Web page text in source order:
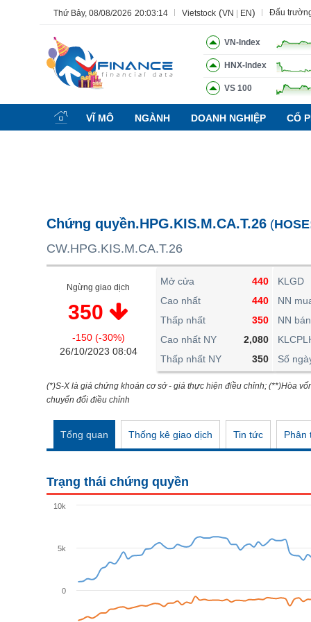
Thứ Bảy, 08/08/2026 20:03:15 Vietstock (VN EN) Đấu
VN-Index
HNX-Index
VS 100
VĨ MÔ NGÀNH DOANH NGHIỆP CỔ
Chứng quyền.HPG.KIS.M.CA.T.26 (
CW.HPG.KIS.M.CA.T.26
Ngừng giao dịch
350
-150 (-30%)
26/10/2023 08:04
Mở cửa
440
Cao nhất
440
Thấp nhất
350
Cao nhất NY
2,080
Thấp nhất NY
350
KLGD
NN
NN bán
Số
(*)S-X là giá chứng khoán cơ sở - giá thực hiện điều chỉnh; (**)Hòa
chuyển đổi điều chỉnh
Tổng quan Thống kê giao dịch Tin tức Phân
Trạng thái chứng quyền
0
5k
10k
Tính năng Ngành Mã chứng khoán Lãnh
BẤT ĐỘNG SẢN
TÀI CHÍNH
KINH TẾ
THẾ GIỚI
ĐÔNG DƯƠNG
PHÂN TÍCH
VS-SECTOR
NGUYÊN VẬT LIỆU
TIÊU DÙNG KHÔNG THIẾT YẾU
TIÊU DÙNG THIẾT YẾU